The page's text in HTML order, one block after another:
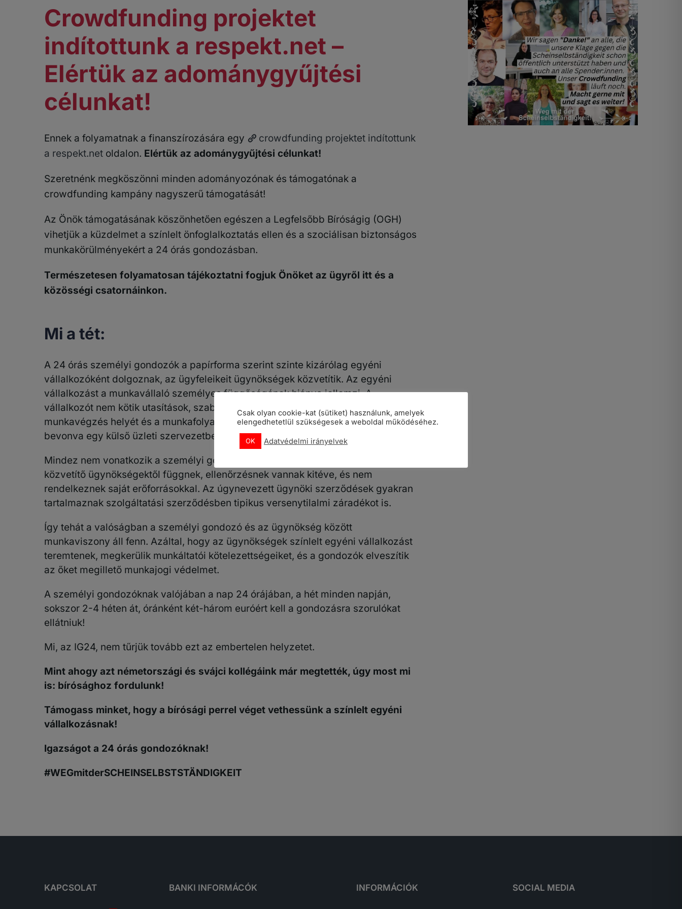
Crowdfunding projektet
indítottunk a respekt.net –
Elértük az adománygyűjtési
célunkat!
Ennek a folyamatnak a finanszírozására egy
crowdfunding projektet indítottunk
a respekt.netoldalon. Elértük az adománygyűjtési célunkat!
Szeretnénk megköszönni minden adományozónak és támogatónak a
crowdfunding kampány nagyszerű támogatását!
Az Önök támogatásának köszönhetően egészen a Legfelsőbb Bíróságig (OGH)
vihetjük a küzdelmet a színlelt önfoglalkoztatás ellen és a szociálisan biztonságos
munkakörülményekért a 24 órás gondozásban.
Természetesen folyamatosan tájékoztatni fogjuk Önöket az ügyről itt és a
közösségi csatornáinkon.
Mi a tét:
A 24 órás személyi gondozók a papírforma szerint szinte kizárólag egyéni
vállalkozóként dolgoznak, az ügyfeleikeit ügynökségek közvetítik. Az egyéni
vállalkozást a munkavállaló személyes függőségének hiánya jellemzi. A
vállalkozót nem kötik utasítások, szabadon meghatározhatja a munkaidejét, a
munkavégzés helyét és a munkafolyamatokat. Saját vállalkozását vezeti, és nincs
bevonva egy külső üzleti szervezetbe.
Mindez nem vonatkozik a személyi gondozókra. Személyesen és gazdaságilag a
közvetítő ügynökségektől függnek, ellenőrzésnek vannak kitéve, és nem
rendelkeznek saját erőforrásokkal. Az úgynevezett ügynöki szerződések gyakran
tartalmaznak szolgáltatási szerződésben tipikus versenytilalmi záradékot is.
Így tehát a valóságban a személyi gondozó és az ügynökség között
munkaviszony áll fenn. Azáltal, hogy az ügynökségek színlelt egyéni vállalkozást
teremtenek, megkerülik munkáltatói kötelezettségeiket, és a gondozók elveszítik
az őket megillető munkajogi védelmet.
A személyi gondozóknak valójában a nap 24 órájában, a hét minden napján,
sokszor 2-4 héten át, óránként két-három euróért kell a gondozásra szorulókat
ellátniuk!
Mi, az IG24, nem tűrjük tovább ezt az embertelen helyzetet.
Mint ahogy azt németországi és svájci kollégáink már megtették, úgy most mi
is: bírósághoz fordulunk!
Támogass minket, hogy a bírósági perrel véget vethessünk a színlelt egyéni
vállalkozásnak!
Igazságot a 24 órás gondozóknak!
#WEGmitderSCHEINSELBSTSTÄNDIGKEIT
KAPCSOLAT BANKI INFORMÁCÓK INFORMÁCIÓK SOCIAL MEDIA
Csak olyan cookie-kat (sütiket) használunk, amelyek
elengedhetetlül szükségesek a weboldal működéséhez.
OK Adatvédelmi irányelvek